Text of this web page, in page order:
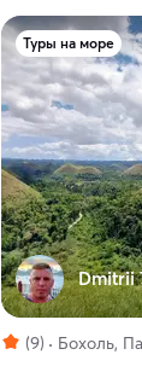
Туры на море
Dmitrii
(9) Бохоль,